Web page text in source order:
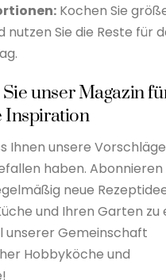
Kochen Sie
nutzen Sie die Reste für
unser Magazin
Inspiration
Ihnen unsere
haben. Abonnieren
neue
und Ihren Garten zu
unserer Gemeinschaft
Hobbyköche und